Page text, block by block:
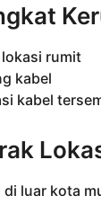
lokasi rumit
kabel
kabel
di luar kota